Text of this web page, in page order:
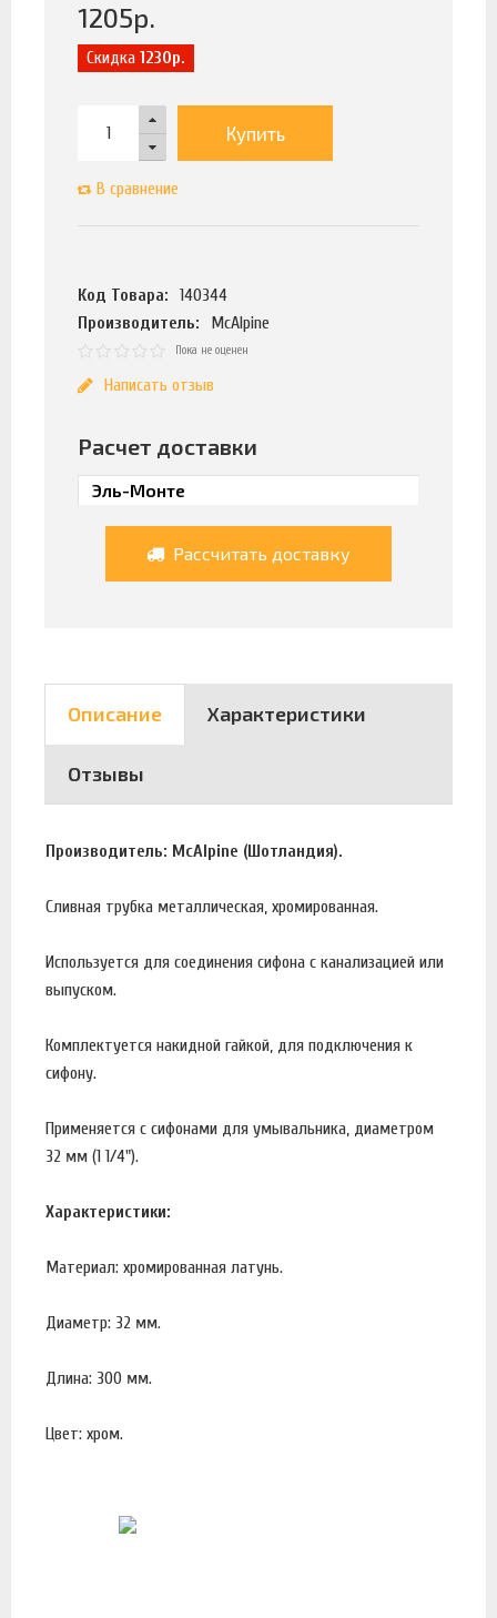
1205р.
Скидка 1230р.
Купить
В сравнение
Код Товара:
140344
Производитель:
McAlpine
Пока не оценен
Написать отзыв
Расчет доставки
Рассчитать доставку
Описание Характеристики
Отзывы
Производитель: McAlpine (Шотландия).
Сливная трубка металлическая, хромированная.
Используется для соединения сифона с канализацией или
выпуском.
Комплектуется накидной гайкой, для подключения к
сифону.
Применяется с сифонами для умывальника, диаметром
32 мм (1 1/4").
Характеристики:
Материал: хромированная латунь.
Диаметр: 32 мм.
Длина: 300 мм.
Цвет: хром.